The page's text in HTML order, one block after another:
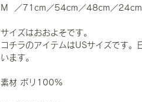
M ／71cm／54cm／48cm／24cm
サイズはおおよそです。
コチラのアイテムはUSサイズです。
います。
素材 ポリ100%